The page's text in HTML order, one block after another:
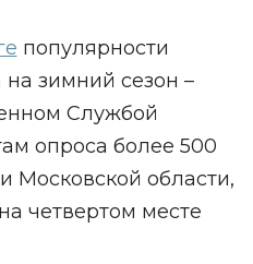
популярности
зимний сезон –
Службой
опроса более 500
Московской области,
четвертом месте